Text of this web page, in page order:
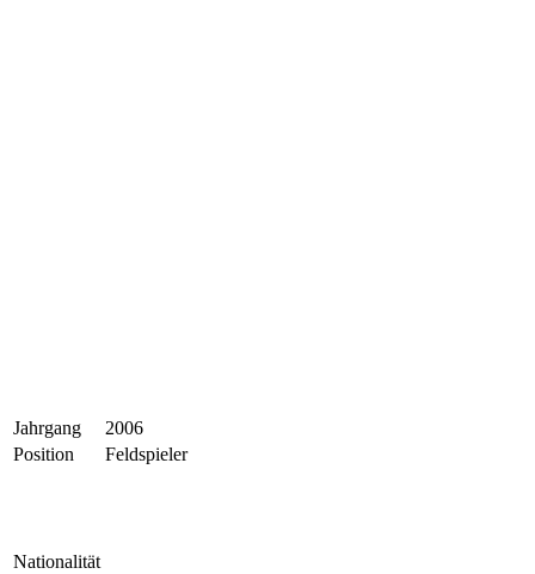
Jahrgang
2006
Position
Feldspieler
Nationalität